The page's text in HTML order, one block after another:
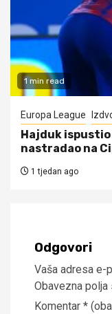
1 min read
Europa League
Hajduk
nastradao na
1 tjedan ago
Odgovori
Vaša adresa e-
Obavezna polja
Komentar *